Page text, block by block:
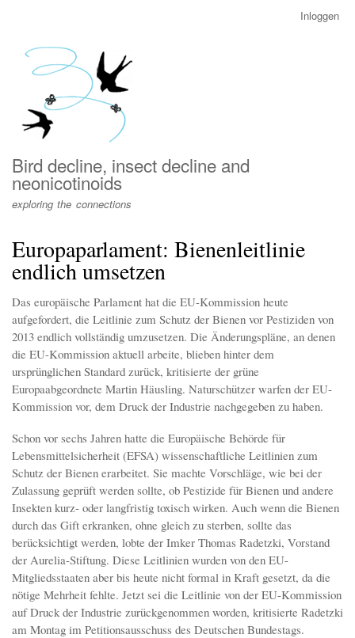
menu
Inloggen
Bird decline, insect decline and
neonicotinoids
exploring the connections
Europaparlament: Bienenleitlinie
endlich umsetzen
Das europäische Parlament hat die EU-Kommission heute
aufgefordert, die Leitlinie zum Schutz der Bienen vor Pestiziden von
2013 endlich vollständig umzusetzen. Die Änderungspläne, an denen
die EU-Kommission aktuell arbeite, blieben hinter dem
ursprünglichen Standard zurück, kritisierte der grüne
Europaabgeordnete Martin Häusling. Naturschützer warfen der EU-
Kommission vor, dem Druck der Industrie nachgegeben zu haben.
Schon vor sechs Jahren hatte die Europäische Behörde für
Lebensmittelsicherheit (EFSA) wissenschaftliche Leitlinien zum
Schutz der Bienen erarbeitet. Sie machte Vorschläge, wie bei der
Zulassung geprüft werden sollte, ob Pestizide für Bienen und andere
Insekten kurz- oder langfristig toxisch wirken. Auch wenn die Bienen
durch das Gift erkranken, ohne gleich zu sterben, sollte das
berücksichtigt werden, lobte der Imker Thomas Radetzki, Vorstand
der Aurelia-Stiftung. Diese Leitlinien wurden von den EU-
Mitgliedsstaaten aber bis heute nicht formal in Kraft gesetzt, da die
nötige Mehrheit fehlte. Jetzt sei die Leitlinie von der EU-Kommission
auf Druck der Industrie zurückgenommen worden, kritisierte Radetzki
am Montag im Petitionsausschuss des Deutschen Bundestags.